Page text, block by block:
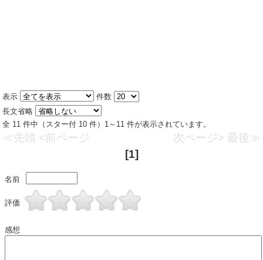
表示
件数
長文省略
全 11 件中（スター付 10 件）1～11 件が表示されています。
≪先頭 <前ページ 次ページ> 最後≫
[1]
名前
評価
感想